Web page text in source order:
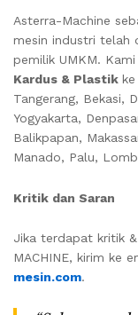
Asterra-Machine
mesin industri telah
pemilik UMKM.
Kardus & Plastik
Tangerang, Bekasi,
Yogyakarta,
Balikpapan,
Manado, Palu,
Kritik dan Saran
Jika terdapat kritik
MACHINE, kirim ke
mesin.com.